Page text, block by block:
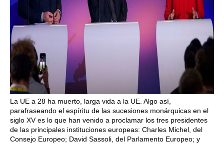
La UE a 28 ha muerto, larga vida a la UE. Algo así,
parafraseando el espíritu de las sucesiones monárquicas en el
siglo XV es lo que han venido a proclamar los tres presidentes
de las principales instituciones europeas: Charles Michel, del
Consejo Europeo; David Sassoli, del Parlamento Europeo; y